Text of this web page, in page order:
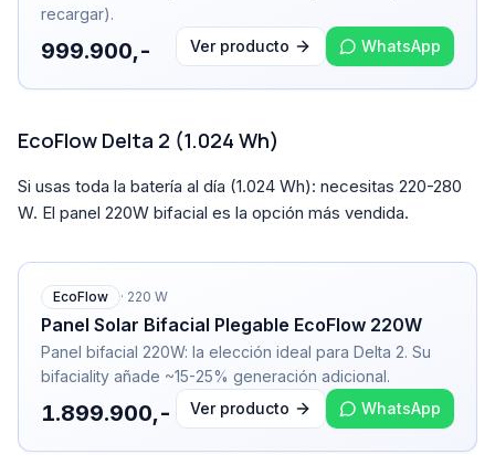
recargar).
999.900,- Ver producto WhatsApp
EcoFlow Delta 2 (1.024 Wh)
Si usas toda la batería al día (1.024 Wh): necesitas 220-280
W. El panel 220W bifacial es la opción más vendida.
EcoFlow · 220 W
Panel Solar Bifacial Plegable EcoFlow 220W
Panel bifacial 220W: la elección ideal para Delta 2. Su
bifaciality añade ~15-25% generación adicional.
1.899.900,- Ver producto WhatsApp